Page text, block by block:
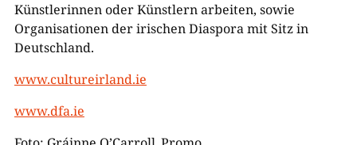
Künstlerinnen oder Künstlern arbeiten, sowie
Organisationen der irischen Diaspora mit Sitz in
Deutschland.
www.cultureirland.ie
www.dfa.ie